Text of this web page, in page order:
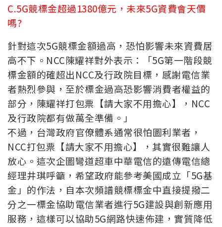
C.5G競標金超過1380億元，未來5G資費會天價
嗎?
針對這次5G競標金額過高，恐怕影響未來資費居
高不下。NCC陳耀祥對外表示：「5G第一階段競
標金額的確超出NCC及行政院目標，感謝電信業
者熱烈參與，至於標金過高恐影響消費者權益的
部分，陳耀祥打包票【請大家不用擔心】，NCC
及行政院都有做萬全準備。」
不過，台灣政府官僚體系通常很怕圖利業者，
NCC打包票【請大家不用擔心】，其實很難讓人
放心。這次企圖彎道超車中華電信的遠傳電信總
經理井琪呼籲，希望政府能參考美國成立「5G基
金」的作法，自本次頻譜競標標金中直接提撥二
分之一標金協助電信業者進行5G建設與創新應用
服務，這樣可以協助5G網路快速佈建，實質降低